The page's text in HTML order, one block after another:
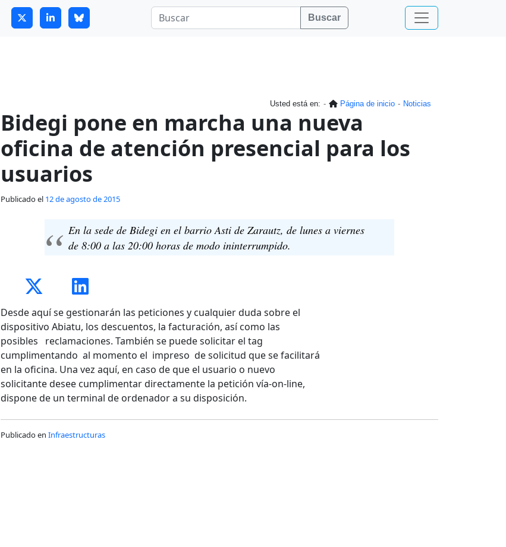
guitrans@guitrans.eus Buscar
Usted está en: Página de inicio Noticias
Bidegi pone en marcha una nueva
oficina de atención presencial para los
usuarios
Publicado el 12 de agosto de 2015
En la sede de Bidegi en el barrio Asti de Zarautz, de lunes a viernes
de 8:00 a las 20:00 horas de modo ininterrumpido.
Desde aquí se gestionarán las peticiones y cualquier duda sobre el
dispositivo Abiatu, los descuentos, la facturación, así como las
posibles reclamaciones. También se puede solicitar el tag
cumplimentando al momento el impreso de solicitud que se facilitará
en la oficina. Una vez aquí, en caso de que el usuario o nuevo
solicitante desee cumplimentar directamente la petición vía-on-line,
dispone de un terminal de ordenador a su disposición.
Publicado en Infraestructuras